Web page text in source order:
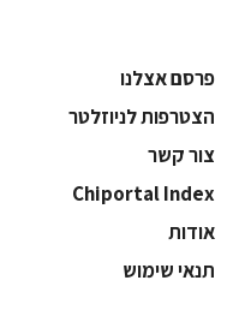
פרסם אצלנו
הצטרפות לניוזלטר
צור קשר
Chiportal Index
אודות
תנאי שימוש